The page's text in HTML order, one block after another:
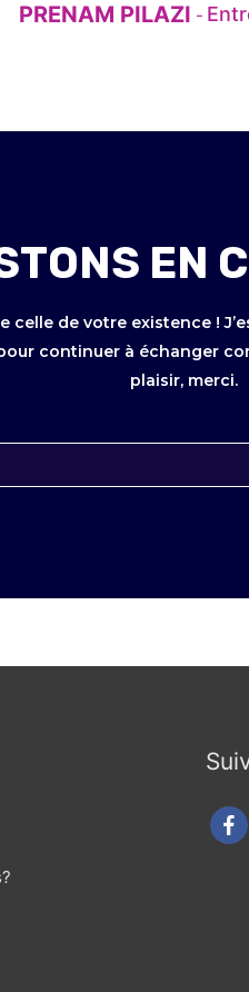
PRENAM PILAZI -
EN
celle de votre existence !
continuer à échanger
plaisir, merci.